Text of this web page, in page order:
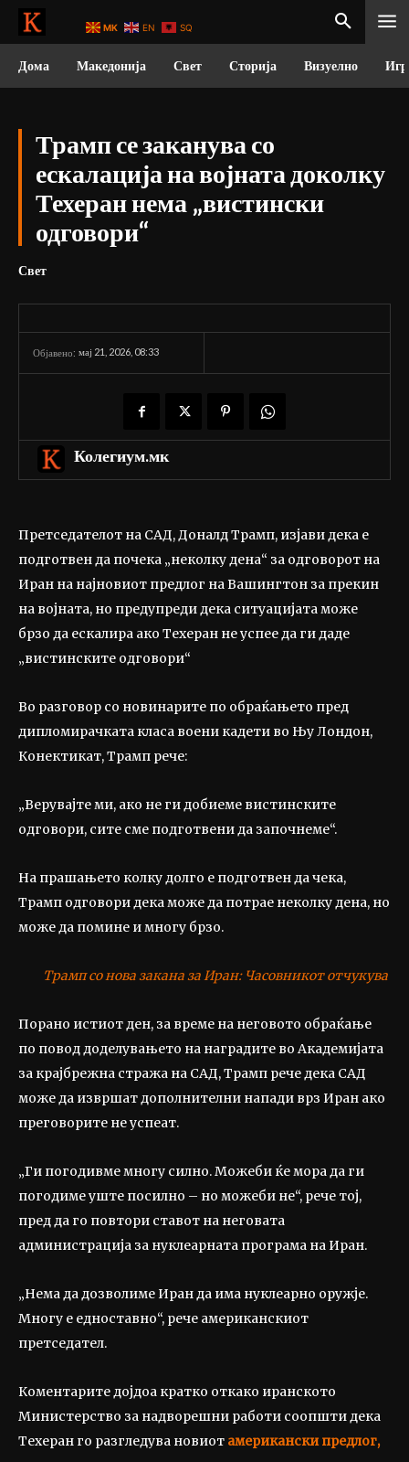
Дома Македонија Свет Сторија Визуелно
Трамп се заканува со
ескалација на војната доколку
Техеран нема „вистински
одговори“
Свет
Објавено: мај 21, 2026, 08:33
Колегиум.мк
Претседателот на САД, Доналд Трамп, изјави дека е
подготвен да почека „неколку дена“ за одговорот на
Иран на најновиот предлог на Вашингтон за прекин
на војната, но предупреди дека ситуацијата може
брзо да ескалира ако Техеран не успее да ги даде
„вистинските одговори“
Во разговор со новинарите по обраќањето пред
дипломирачката класа воени кадети во Њу Лондон,
Конектикат, Трамп рече:
„Верувајте ми, ако не ги добиеме вистинските
одговори, сите сме подготвени да започнеме“.
На прашањето колку долго е подготвен да чека,
Трамп одговори дека може да потрае неколку дена, но
може да помине и многу брзо.
Трамп со нова закана за Иран: Часовникот отчукува
Порано истиот ден, за време на неговото обраќање
по повод доделувањето на наградите во Академијата
за крајбрежна стража на САД, Трамп рече дека САД
може да извршат дополнителни напади врз Иран ако
преговорите не успеат.
„Ги погодивме многу силно. Можеби ќе мора да ги
погодиме уште посилно – но можеби не“, рече тој,
пред да го повтори ставот на неговата
администрација за нуклеарната програма на Иран.
„Нема да дозволиме Иран да има нуклеарно оружје.
Многу е едноставно“, рече американскиот
претседател.
Коментарите дојдоа кратко откако иранското
Министерство за надворешни работи соопшти дека
Техеран го разгледува новиот американски предлог,
MK EN SQ